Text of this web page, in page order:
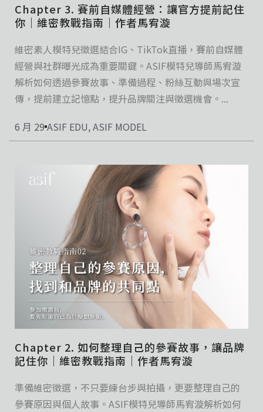
Chapter 3. 賽前自媒體經營：讓官方提前記住
你｜維密教戰指南｜作者馬宥漩
維密素人模特兒徵選結合IG、TikTok直播，賽前自媒體
經營與社群曝光成為重要關鍵。ASIF模特兒導師馬宥漩
解析如何透過參賽故事、準備過程、粉絲互動與場次宣
傳，提前建立記憶點，提升品牌關注與徵選機會。...
6 月 29 ASIF EDU,ASIF MODEL
Chapter 2. 如何整理自己的參賽故事，讓品牌
記住你｜維密教戰指南｜作者馬宥漩
準備維密徵選，不只要練台步與拍攝，更要整理自己的
參賽原因與個人故事。ASIF模特兒導師馬宥漩解析如何